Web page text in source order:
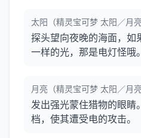
太阳（精灵宝可梦 太阳／月亮
探头望向夜晚的海面，如
一样的光，那是电灯怪哦。
月亮（精灵宝可梦 太阳／月亮
发出强光蒙住猎物的眼睛
档，使其遭受电的攻击。